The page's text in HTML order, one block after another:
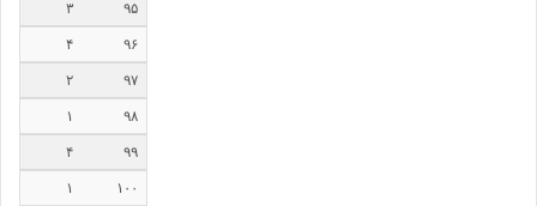
۹۵ ۳
۹۶ ۴
۹۷ ۲
۹۸ ۱
۹۹ ۴
۱۰۰ ۱